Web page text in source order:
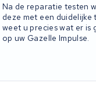
Na de reparatie testen
deze met een
weet u precies wat er is
op uw Gazelle Impulse.